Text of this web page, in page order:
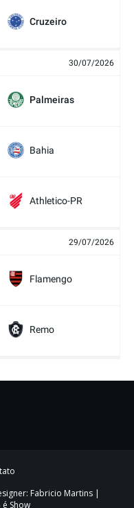
Cruzeiro
30/07/2026
Palmeiras
Bahia
Athletico-PR
29/07/2026
Flamengo
Remo
Fabricio Martins |
Show